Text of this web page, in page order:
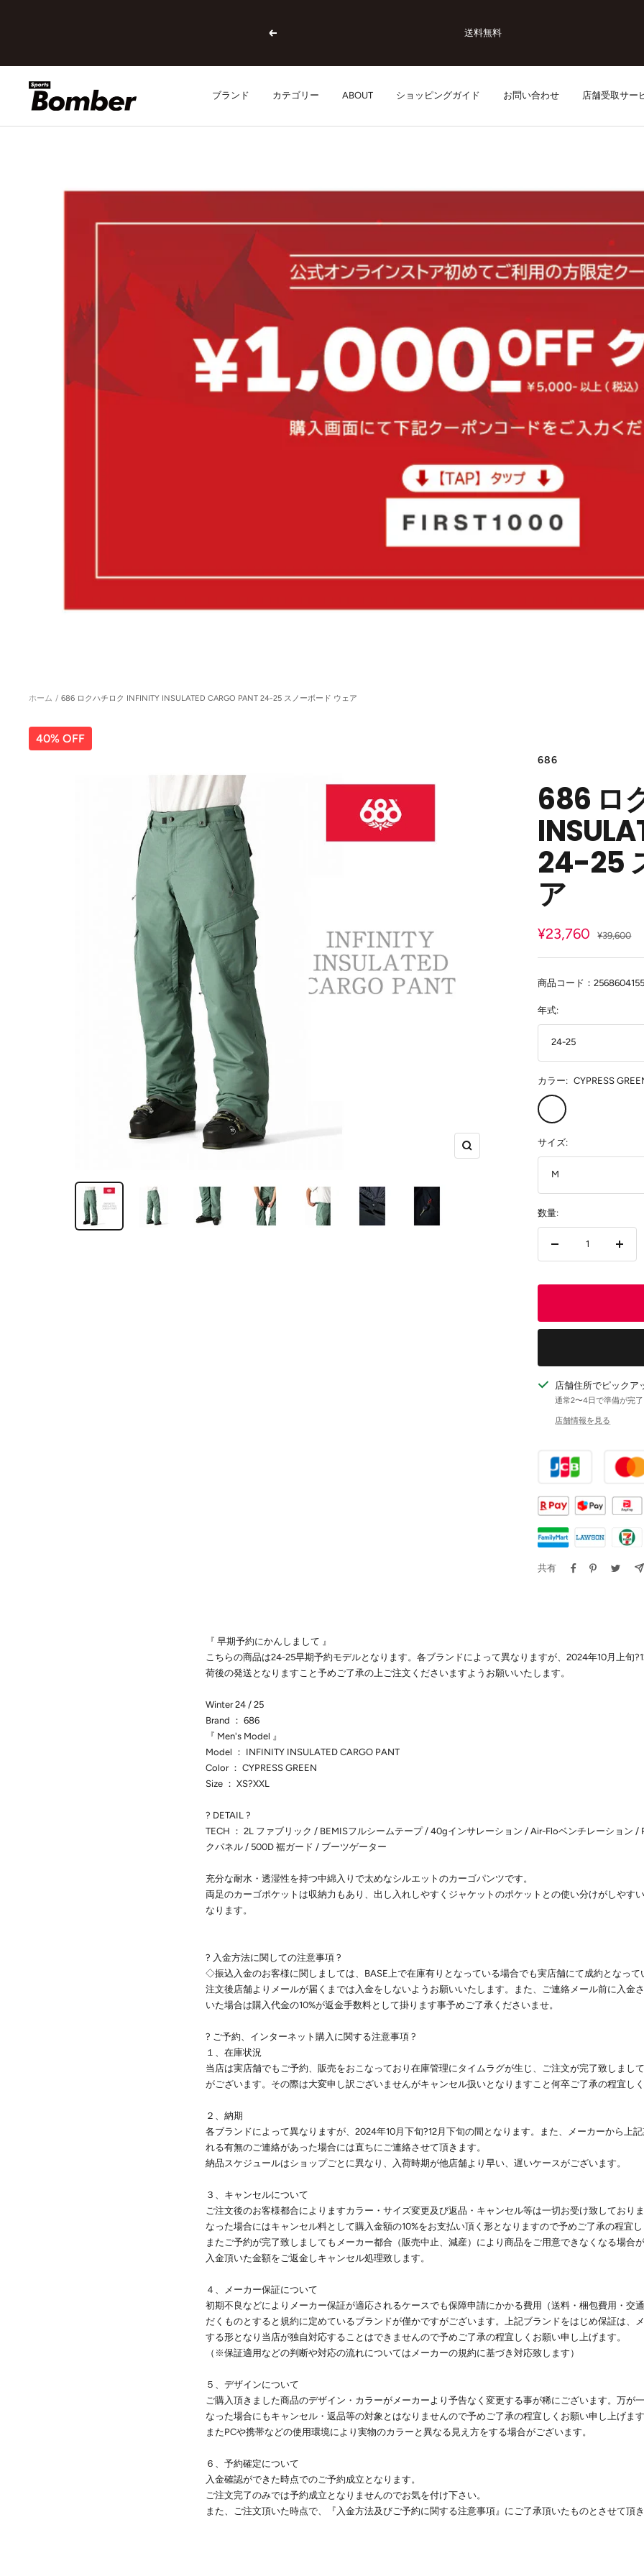
戻
送料無料
ブランド カテゴリー ABOUT ショッピングガイド お問い合わせ 店舗受取サー
SPORTSBOMBER
ホーム 686 ロクハチロク INFINITY INSULATED CARGO PANT 24-25 スノーボード ウェア
40% OFF
ズ
686
686 ロ
24-25
ア
セ
ー
ル
価
格
¥23,760
通
格
¥39,600
商品コード：
年式:
24-25
カラー: CYPRESS
CYPRESS
GREEN
サイズ:
M
数量:
を
す
数
を
す
店舗住所でピックア
通常2〜4日で準備が完
店舗情報を見る
共有
『 早期予約にかんしまして 』
こちらの商品は24-25早期予約モデルとなります。各ブランドによって異なりますが、2024年10月上旬
荷後の発送となりますこと予めご了承の上ご注文くださいますようお願いいたします。
Winter 24 / 25
Brand ： 686
『 Men's Model 』
Model ： INFINITY INSULATED CARGO PANT
Color ： CYPRESS GREEN
Size ： XS?XXL
? DETAIL ?
TECH ： 2L ファブリック / BEMISフルシームテープ / 40gインサレーション / Air-Floベンチレーション /
クパネル / 500D 裾ガード / ブーツゲーター
充分な耐水・透湿性を持つ中綿入りで太めなシルエットのカーゴパンツです。
両足のカーゴポケットは収納力もあり、出し入れしやすくジャケットのポケットとの使い分けがしやす
なります。
? 入金方法に関しての注意事項 ?
◇振込入金のお客様に関しましては、BASE上で在庫有りとなっている場合でも実店舗にて成約となって
注文後店舗よりメールが届くまでは入金をしないようお願いいたします。また、ご連絡メール前に入金
いた場合は購入代金の10%が返金手数料として掛ります事予めご了承くださいませ。
? ご予約、インターネット購入に関する注意事項 ?
１、在庫状況
当店は実店舗でもご予約、販売をおこなっており在庫管理にタイムラグが生じ、ご注文が完了致しまし
がございます。その際は大変申し訳ございませんがキャンセル扱いとなりますこと何卒ご了承の程宜し
２、納期
各ブランドによって異なりますが、2024年10月下旬?12月下旬の間となります。また、メーカーから上
れる有無のご連絡があった場合には直ちにご連絡させて頂きます。
納品スケジュールはショップごとに異なり、入荷時期が他店舗より早い、遅いケースがございます。
３、キャンセルについて
ご注文後のお客様都合によりますカラー・サイズ変更及び返品・キャンセル等は一切お受け致しており
なった場合にはキャンセル料として購入金額の10%をお支払い頂く形となりますので予めご了承の程宜
またご予約が完了致しましてもメーカー都合（販売中止、減産）により商品をご用意できなくなる場合
入金頂いた金額をご返金しキャンセル処理致します。
４、メーカー保証について
初期不良などによりメーカー保証が適応されるケースでも保障申請にかかる費用（送料・梱包費用・交
だくものとすると規約に定めているブランドが僅かですがございます。上記ブランドをはじめ保証は、
する形となり当店が独自対応することはできませんので予めご了承の程宜しくお願い申し上げます。
（※保証適用などの判断や対応の流れについてはメーカーの規約に基づき対応致します）
５、デザインについて
ご購入頂きました商品のデザイン・カラーがメーカーより予告なく変更する事が稀にございます。万が
なった場合にもキャンセル・返品等の対象とはなりませんので予めご了承の程宜しくお願い申し上げま
またPCや携帯などの使用環境により実物のカラーと異なる見え方をする場合がございます。
６、予約確定について
入金確認ができた時点でのご予約成立となります。
ご注文完了のみでは予約成立となりませんのでお気を付け下さい。
また、ご注文頂いた時点で、『入金方法及びご予約に関する注意事項』にご了承頂いたものとさせて頂